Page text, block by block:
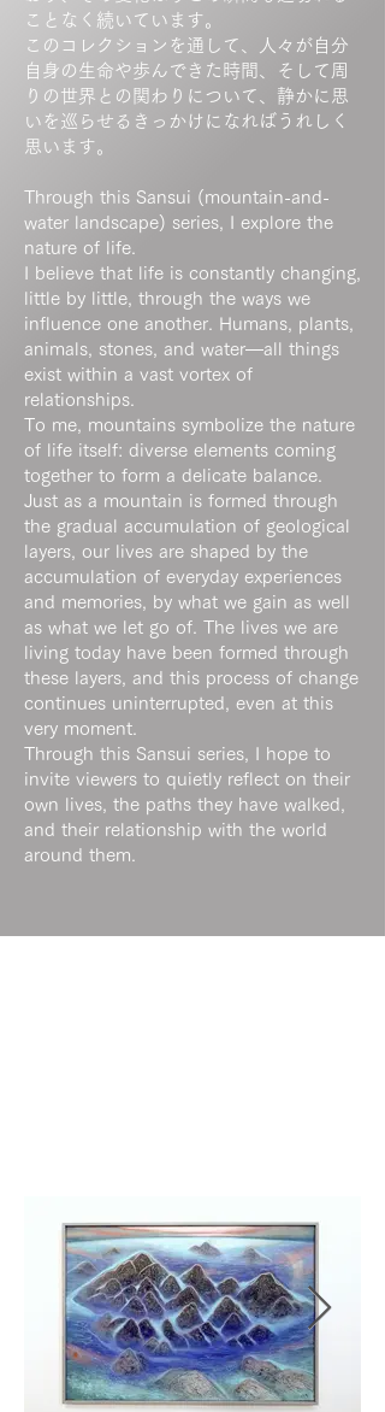
ことなく続いています。
このコレクションを通して、人々が自分
自身の生命や歩んできた時間、そして周
りの世界との関わりについて、静かに思
いを巡らせるきっかけになればうれしく
思います。
Through this Sansui (mountain-and-
water landscape) series, I explore the
nature of life.
I believe that life is constantly changing,
little by little, through the ways we
influence one another. Humans, plants,
animals, stones, and water—all things
exist within a vast vortex of
relationships.
To me, mountains symbolize the nature
of life itself: diverse elements coming
together to form a delicate balance.
Just as a mountain is formed through
the gradual accumulation of geological
layers, our lives are shaped by the
accumulation of everyday experiences
and memories, by what we gain as well
as what we let go of. The lives we are
living today have been formed through
these layers, and this process of change
continues uninterrupted, even at this
very moment.
Through this Sansui series, I hope to
invite viewers to quietly reflect on their
own lives, the paths they have walked,
and their relationship with the world
around them.